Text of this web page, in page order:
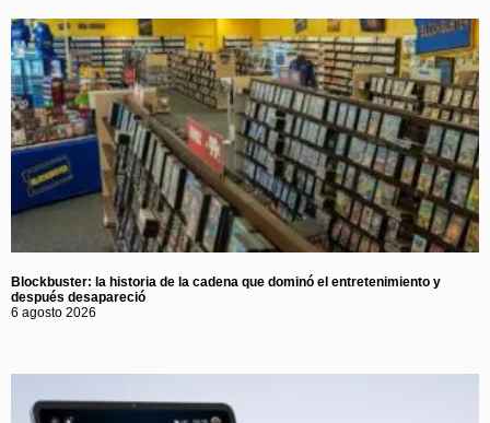
Blockbuster: la historia de la cadena que dominó el entretenimiento y
después desapareció
6 agosto 2026